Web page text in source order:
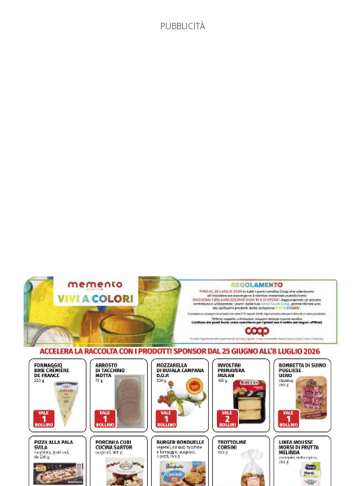
PUBBLICITÀ